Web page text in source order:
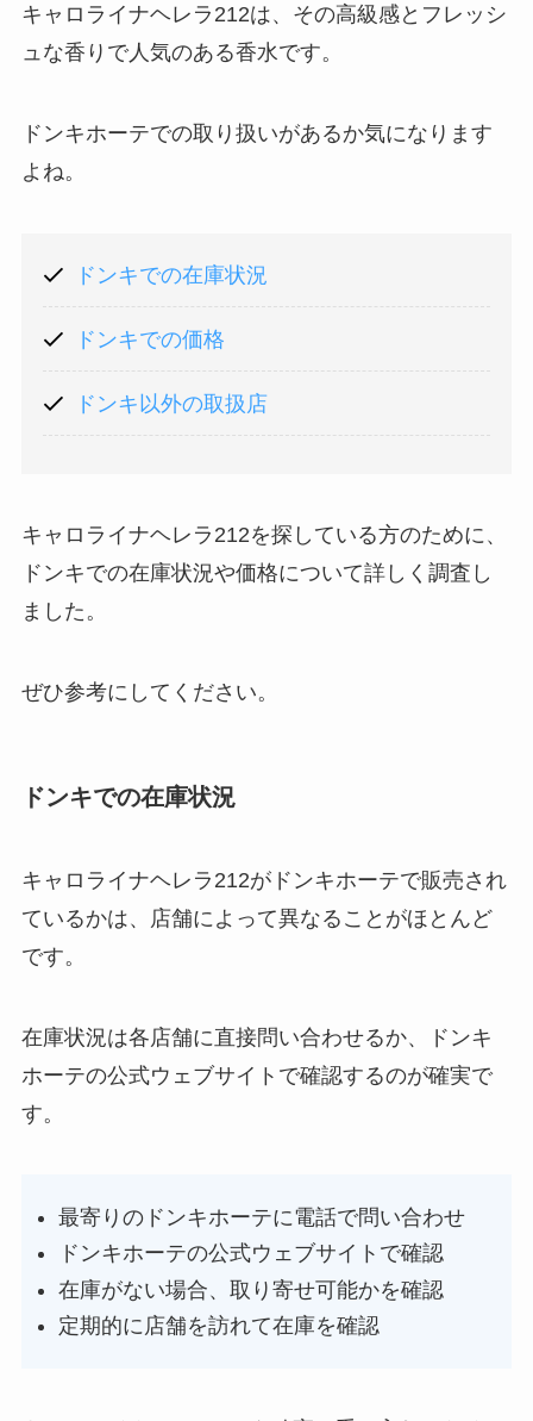
キャロライナヘレラ212は、その高級感とフレッシ
ュな香りで人気のある香水です。
ドンキホーテでの取り扱いがあるか気になります
よね。
ドンキでの在庫状況
ドンキでの価格
ドンキ以外の取扱店
キャロライナヘレラ212を探している方のために、
ドンキでの在庫状況や価格について詳しく調査し
ました。
ぜひ参考にしてください。
ドンキでの在庫状況
キャロライナヘレラ212がドンキホーテで販売され
ているかは、店舗によって異なることがほとんど
です。
在庫状況は各店舗に直接問い合わせるか、ドンキ
ホーテの公式ウェブサイトで確認するのが確実で
す。
最寄りのドンキホーテに電話で問い合わせ
ドンキホーテの公式ウェブサイトで確認
在庫がない場合、取り寄せ可能かを確認
定期的に店舗を訪れて在庫を確認